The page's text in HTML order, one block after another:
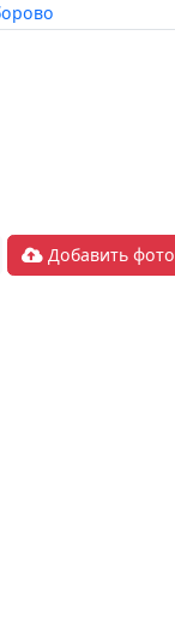
Добавить фото